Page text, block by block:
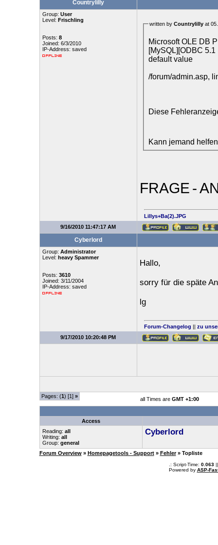
Countrylilly
Group: User
Level: Frischling
Posts: 8
Joined: 6/3/2010
IP-Address: saved
written by Countrylillyat
Microsoft OLE DB
[MySQL][ODBC
default value
/forum/admin.asp,
Diese
Kann jemand helfen
FRAGE -
Lillys+Ba(2).JPG
9/16/2010 11:47:17 AM
Cyberlord
Group: Administrator
Level: heavy Spammer
Posts: 3610
Joined: 3/11/2004
IP-Address: saved
Hallo,
sorry für die späte
lg
Forum-Changelog || zu
9/17/2010 10:20:48 PM
Pages: (1) [1] » all Times are GMT +1:00
Access
Reading: all
Writing: all
Group: general
Cyberlord
Forum Overview » Homepagetools - Support » Fehler » Topliste
.: Script-Time: 0.063||
Powered by ASP-